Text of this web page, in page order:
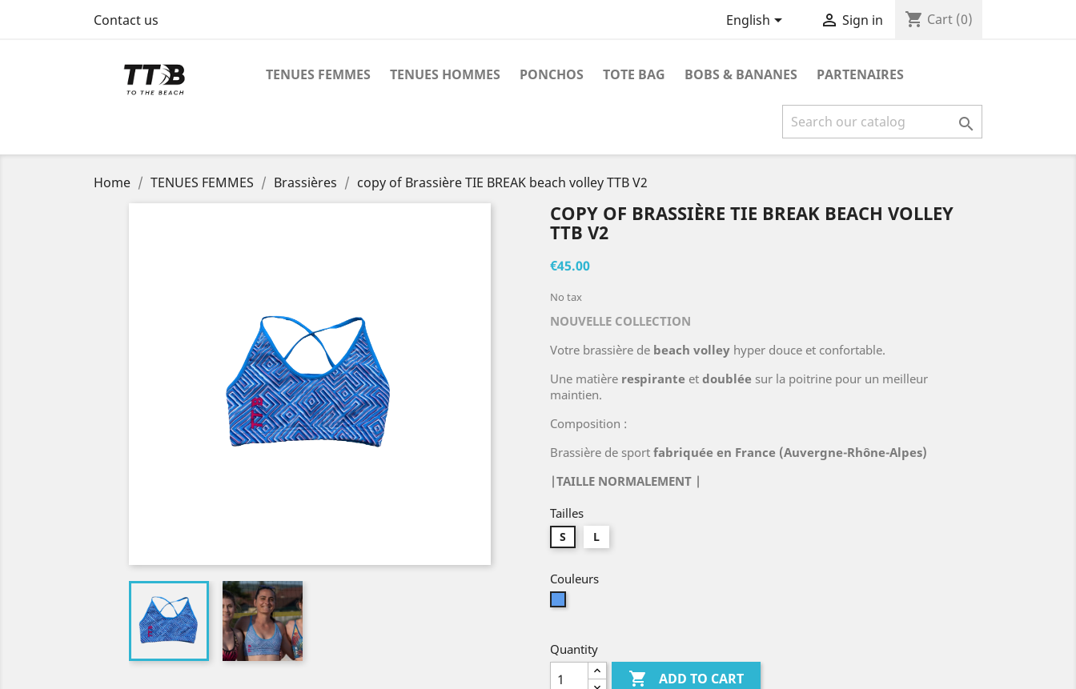
Contact us English  Sign in shopping_cart Cart (0)
TENUES FEMMES TENUES HOMMES PONCHOS TOTE BAG BOBS & BANANES PARTENAIRES

Home TENUES FEMMES Brassières copy of Brassière TIE BREAK beach volley TTB V2
COPY OF BRASSIÈRE TIE BREAK BEACH VOLLEY
TTB V2
€45.00
No tax
NOUVELLE COLLECTION
Votre brassière de beach volley hyper douce et confortable.
Une matière respirante et doublée sur la poitrine pour un meilleur
maintien.
Composition :
Brassière de sport fabriquée en France (Auvergne-Rhône-Alpes)
|TAILLE NORMALEMENT |
Tailles
S L
Couleurs
Quantity
 ADD TO CART